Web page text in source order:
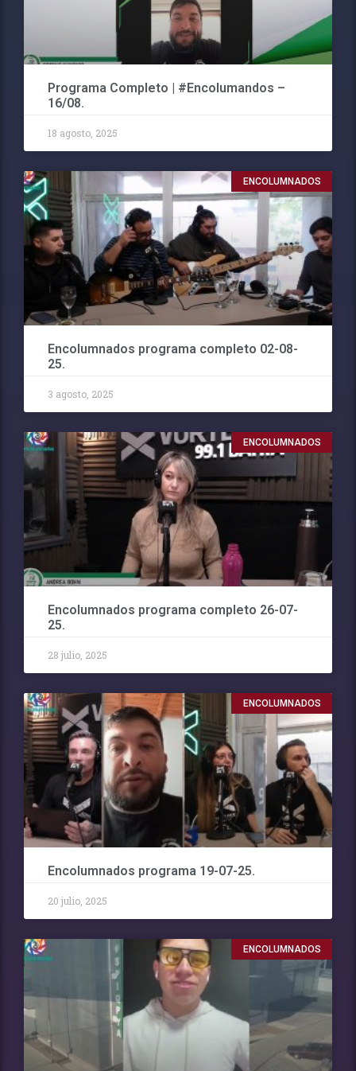
Programa Completo | #Encolumandos –
16/08.
18 agosto, 2025
ENCOLUMNADOS
Encolumnados programa completo 02-08-
25.
3 agosto, 2025
ENCOLUMNADOS
Encolumnados programa completo 26-07-
25.
28 julio, 2025
ENCOLUMNADOS
Encolumnados programa 19-07-25.
20 julio, 2025
ENCOLUMNADOS